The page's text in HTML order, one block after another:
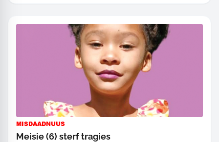
MISDAADNUUS
Meisie (6) sterf tragies